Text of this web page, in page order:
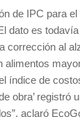
de IPC para
dato es
corrección al
alimentos
índice de
obra’ registró
aclaró